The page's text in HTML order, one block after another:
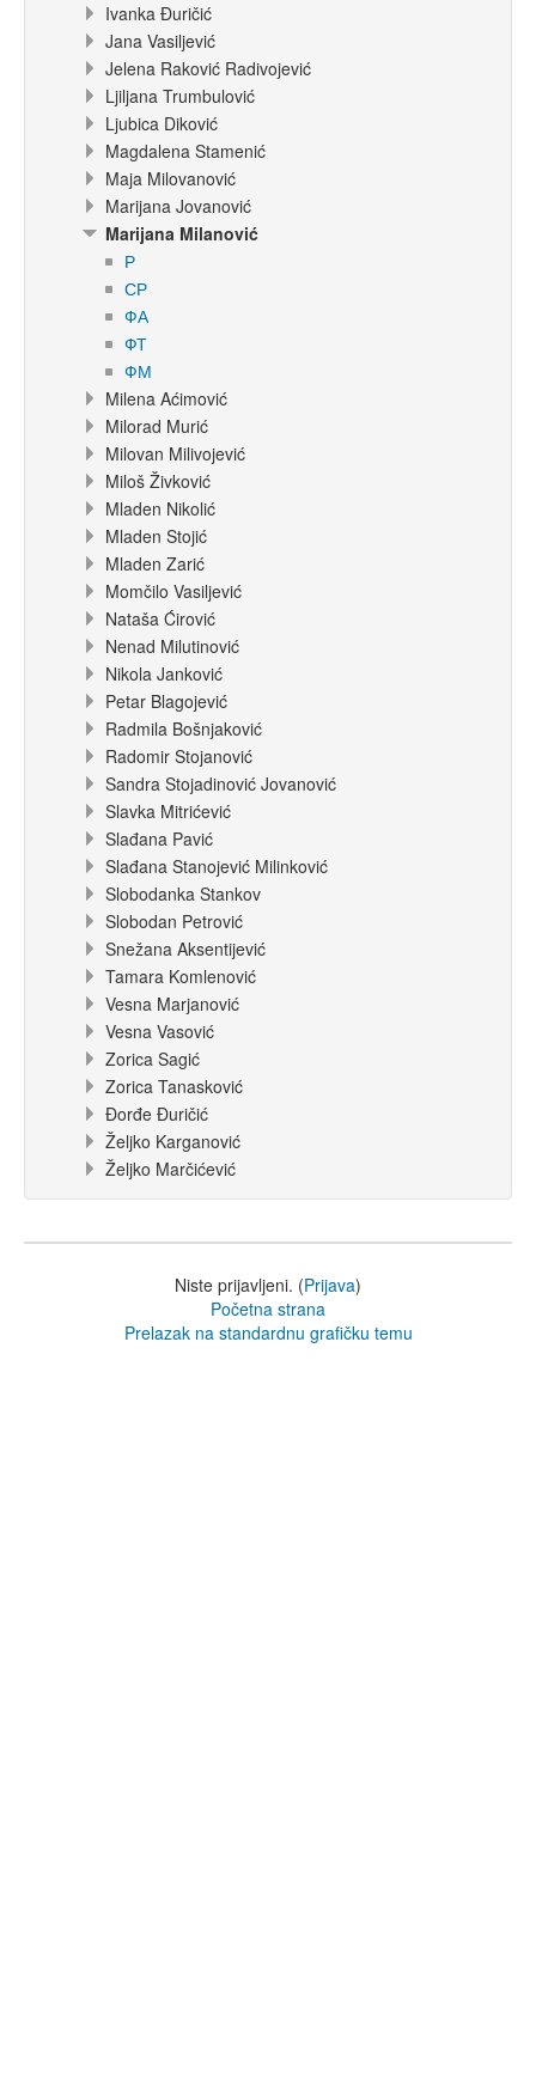
Ivanka Đuričić
Jana Vasiljević
Jelena Raković Radivojević
Ljiljana Trumbulović
Ljubica Diković
Magdalena Stamenić
Maja Milovanović
Marijana Jovanović
Marijana Milanović
Р
СР
ФА
ФТ
ФМ
Milena Aćimović
Milorad Murić
Milovan Milivojević
Miloš Živković
Mladen Nikolić
Mladen Stojić
Mladen Zarić
Momčilo Vasiljević
Nataša Ćirović
Nenad Milutinović
Nikola Janković
Petar Blagojević
Radmila Bošnjaković
Radomir Stojanović
Sandra Stojadinović Jovanović
Slavka Mitrićević
Slađana Pavić
Slađana Stanojević Milinković
Slobodanka Stankov
Slobodan Petrović
Snežana Aksentijević
Tamara Komlenović
Vesna Marjanović
Vesna Vasović
Zorica Sagić
Zorica Tanasković
Đorđe Đuričić
Željko Karganović
Željko Marčićević
Niste prijavljeni. (Prijava)
Početna strana
Prelazak na standardnu grafičku temu